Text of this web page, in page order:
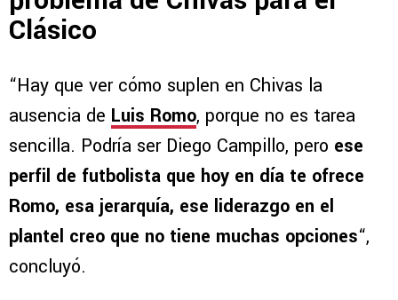
Clásico
“Hay que ver cómo suplen en Chivas la
ausencia de Luis Romo, porque no es tarea
sencilla. Podría ser Diego Campillo, pero ese
perfil de futbolista que hoy en día te ofrece
Romo, esa jerarquía, ese liderazgo en el
plantel creo que no tiene muchas opciones“,
concluyó.